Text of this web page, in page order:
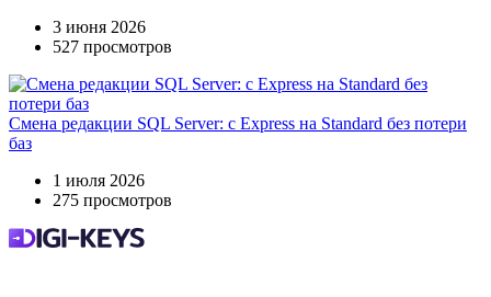
3 июня 2026
527 просмотров
Смена редакции SQL Server: с Express на Standard без потери
баз
1 июля 2026
275 просмотров